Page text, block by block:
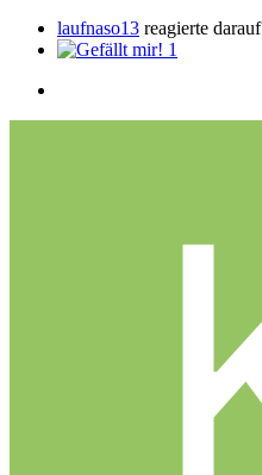
laufnaso13 reagierte darauf
1